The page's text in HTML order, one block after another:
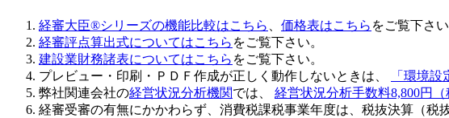
経審大臣®シリーズの機能比較はこちら 価格表はこちら をご覧下さい
経審評点算出式についてはこちら をご覧下さい。
建設業財務諸表についてはこちら をご覧下さい。
プレビュー・印刷・ＰＤＦ作成が正しく動作しないときは、
「環境
弊社関連会社の経営状況分析機関では、 経営状況分析手数料8,800円（
経審受審の有無にかかわらず、 消費税課税事業年度は、税抜決算（税